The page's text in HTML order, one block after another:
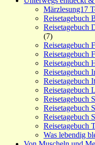
Märzlesung17
Reisetagebuch
Reisetagebuch
(7)
Reisetagebuch
Reisetagebuch
Reisetagebuch
Reisetagebuch
Reisetagebuch
Reisetagebuch
Reisetagebuch
Reisetagebuch
Reisetagebuch
Reisetagebuch
Was lebendig